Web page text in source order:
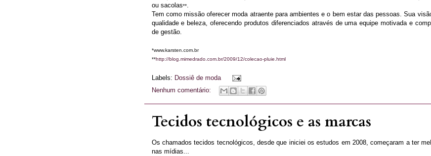
ou sacolas**.
Tem como missão oferecer moda atraente para ambientes e o bem estar das pessoas. Sua
qualidade e beleza, oferecendo produtos diferenciados através de uma equipe motivada e
de gestão.
*www.karsten.com.br
**http://blog.mimedrado.com.br/2009/12/colecao-pluie.html
Labels: Dossiê de moda
Nenhum comentário:
Tecidos tecnológicos e as marcas
Os chamados tecidos tecnológicos, desde que iniciei os estudos em 2008, começaram a ter
nas mídias...